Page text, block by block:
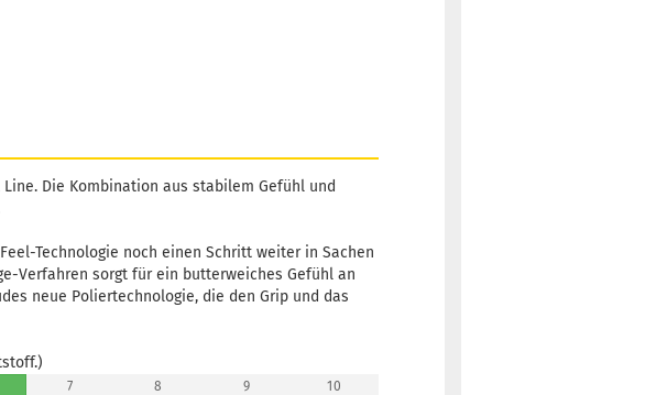
Die Kombination aus stabilem Gefühl und
Technologie noch einen Schritt weiter in Sachen
Verfahren sorgt für ein butterweiches Gefühl an
neue Poliertechnologie, die den Grip und das
7 8 9 10